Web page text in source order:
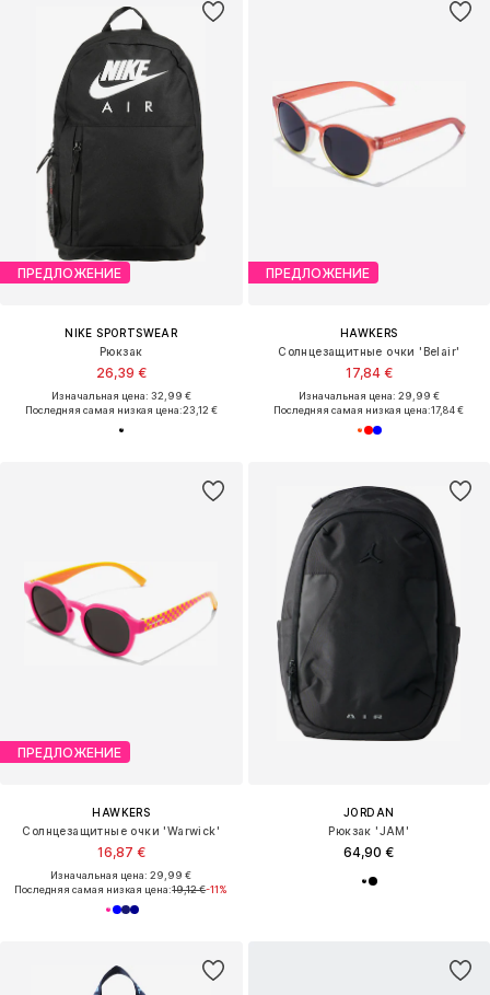
ПРЕДЛОЖЕНИЕ
NIKE SPORTSWEAR
Рюкзак
26,39 €
Изначальная цена: 32,99 €
Последняя самая низкая цена:23,12 €
ПРЕДЛОЖЕНИЕ
HAWKERS
Солнцезащитные очки 'Belair'
17,84 €
Изначальная цена: 29,99 €
Последняя самая низкая цена:17,84 €
ПРЕДЛОЖЕНИЕ
HAWKERS
Солнцезащитные очки 'Warwick'
16,87 €
Изначальная цена: 29,99 €
Последняя самая низкая цена:19,12 €-11%
JORDAN
Рюкзак 'JAM'
64,90 €